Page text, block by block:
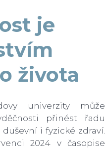
je
života
univerzity může
přinést řadu
i fyzické zdraví.
2024 v časopise